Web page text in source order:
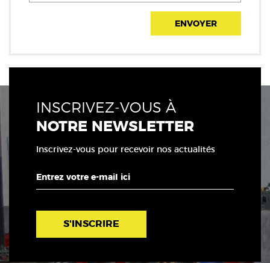
ENVOYER
INSCRIVEZ-VOUS À
NOTRE NEWSLETTER
Inscrivez-vous pour recevoir nos actualités
S'INSCRIRE